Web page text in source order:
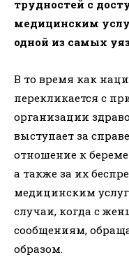
трудностей с
медицинским
одной из самых
В то время как
перекликается с
организации
выступает за
отношение к
а также за их
медицинским
случаи, когда с
сообщениям,
образом.